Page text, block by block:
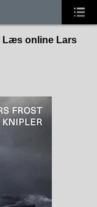
Læs online Lars